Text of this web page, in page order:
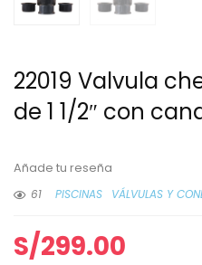
22019 Valvula
de 1 1/2″ con
Añade tu reseña
61
PISCINAS VÁLVULAS Y
S/299.00